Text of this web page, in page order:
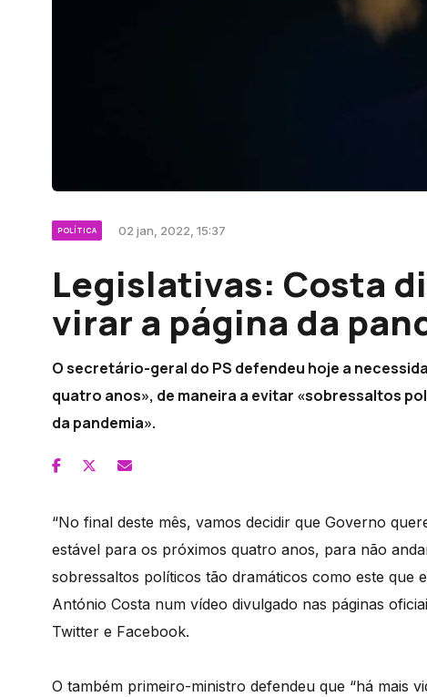
POLÍTICA 02 jan, 2022, 15:37
Legislativas: Costa
virar a página da
O secretário-geral do PS defendeu hoje a
quatro anos», de maneira a evitar «sobressaltos
da pandemia».
“No final deste mês, vamos decidir que Governo
estável para os próximos quatro anos, para não
sobressaltos políticos tão dramáticos como este que
António Costa num vídeo divulgado nas páginas
Twitter e Facebook.
O também primeiro-ministro defendeu que “há mais